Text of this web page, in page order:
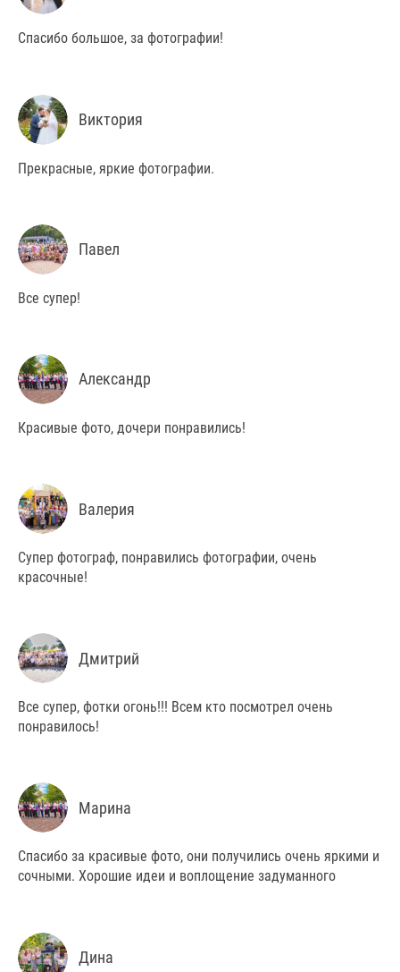
Спасибо большое, за фотографии!
Виктория
Прекрасные, яркие фотографии.
Павел
Все супер!
Александр
Красивые фото, дочери понравились!
Валерия
Супер фотограф, понравились фотографии, очень
красочные!
Дмитрий
Все супер, фотки огонь!!! Всем кто посмотрел очень
понравилось!
Марина
Спасибо за красивые фото, они получились очень яркими и
сочными. Хорошие идеи и воплощение задуманного
Дина